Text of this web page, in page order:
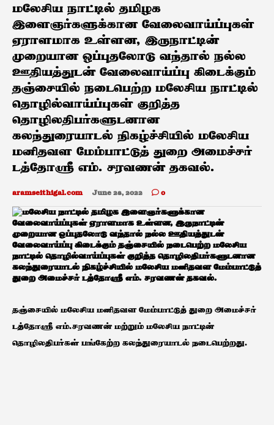
மலேசிய நாட்டில் தமிழக
இளைஞர்களுக்கான வேலைவாய்ப்புகள்
ஏராளமாக உள்ளன, இருநாட்டின்
முறையான ஒப்புதலோடு வந்தால் நல்ல
ஊதியத்துடன் வேலைவாய்ப்பு கிடைக்கும்
தஞ்சையில் நடைபெற்ற மலேசிய நாட்டில்
தொழில்வாய்ப்புகள் குறித்த
தொழிலதிபர்களுடனான
கலந்துரையாடல் நிகழ்ச்சியில் மலேசிய
மனிதவள மேம்பாட்டுத் துறை அமைச்சர்
டத்தோஸ்ரீ எம். சரவணன் தகவல்.
aramseithigal.com June 28, 2022 0
தஞ்சையில் மலேசிய மனிதவள மேம்பாட்டுத் துறை அமைச்சர்
டத்தோஸ்ரீ எம்.சரவணன் மற்றும் மலேசிய நாட்டின்
தொழிலதிபர்கள் பங்கேற்ற கலந்துரையாடல் நடைபெற்றது.